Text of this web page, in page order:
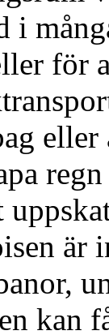
i
för
är
kan